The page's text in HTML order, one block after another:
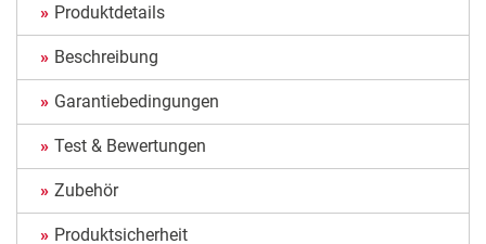
Produktdetails
Beschreibung
Garantiebedingungen
Test & Bewertungen
Zubehör
Produktsicherheit